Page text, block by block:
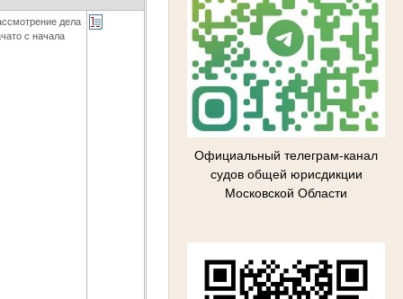
Официальный телеграм-канал
судов общей юрисдикции
Московской Области
дела
с начала